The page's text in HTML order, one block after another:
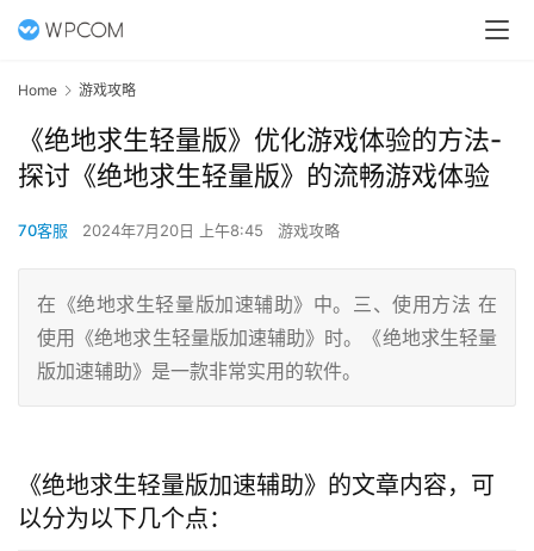
Home 游戏攻略
《绝地求生轻量版》优化游戏体验的方法-
探讨《绝地求生轻量版》的流畅游戏体验
70客服 2024年7月20日 上午8:45 游戏攻略
在《绝地求生轻量版加速辅助》中。三、使用方法 在
使用《绝地求生轻量版加速辅助》时。《绝地求生轻量
版加速辅助》是一款非常实用的软件。
《绝地求生轻量版加速辅助》的文章内容，可
以分为以下几个点：